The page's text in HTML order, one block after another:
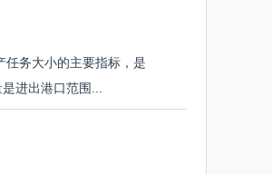
任务大小的主要指标，是
进出港口范围...